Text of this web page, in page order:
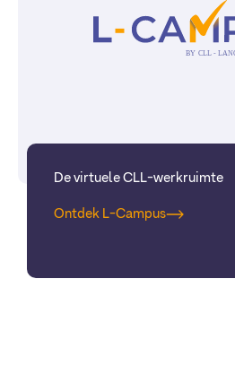
De virtuele CLL-werkruimte
Ontdek L-Campus